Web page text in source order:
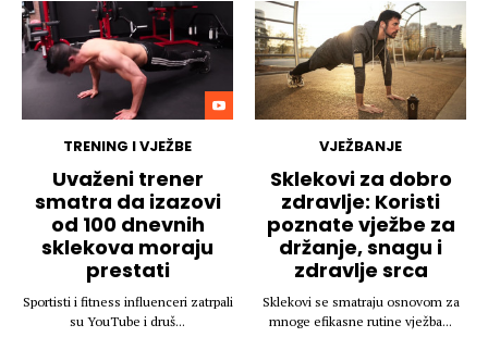
TRENING I VJEŽBE
Uvaženi trener
smatra da izazovi
od 100 dnevnih
sklekova moraju
prestati
Sportisti i fitness influenceri zatrpali
su YouTube i druš...
VJEŽBANJE
Sklekovi za dobro
zdravlje: Koristi
poznate vježbe za
držanje, snagu i
zdravlje srca
Sklekovi se smatraju osnovom za
mnoge efikasne rutine vježba...